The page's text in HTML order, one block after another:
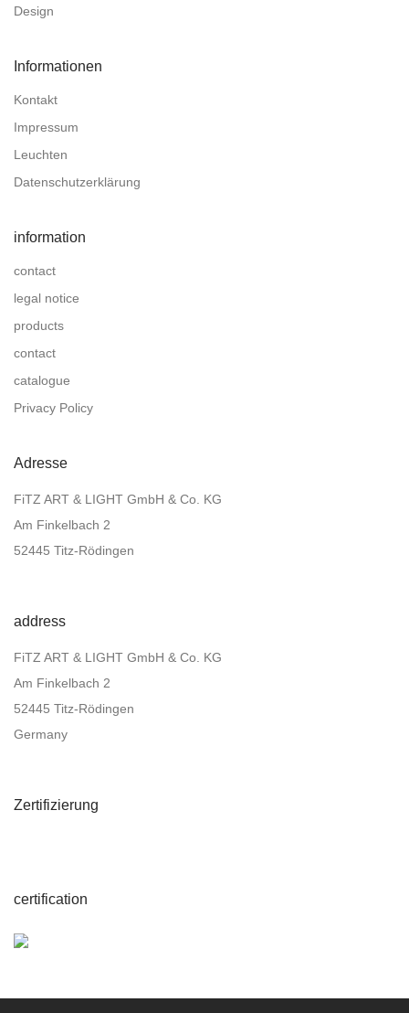
Design
Informationen
Kontakt
Impressum
Leuchten
Datenschutzerklärung
information
contact
legal notice
products
contact
catalogue
Privacy Policy
Adresse
FiTZ ART & LIGHT GmbH & Co. KG
Am Finkelbach 2
52445 Titz-Rödingen
address
FiTZ ART & LIGHT GmbH & Co. KG
Am Finkelbach 2
52445 Titz-Rödingen
Germany
Zertifizierung
certification